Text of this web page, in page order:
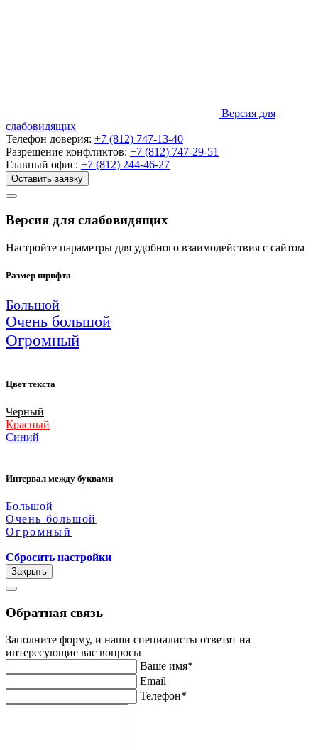
Версия для
слабовидящих
Телефон доверия: +7 (812) 747-13-40
Разрешение конфликтов: +7 (812) 747-29-51
Главный офис: +7 (812) 244-46-27
Оставить заявку
Версия для слабовидящих
Настройте параметры для удобного взаимодействия с сайтом
Размер шрифта
Большой
Очень большой
Огромный
Цвет текста
Черный
Красный
Синий
Интервал между буквами
Большой
Очень большой
Огромный
Сбросить настройки
Закрыть
Обратная связь
Заполните форму, и наши специалисты ответят на
интересующие вас вопросы
Ваше имя*
Email
Телефон*